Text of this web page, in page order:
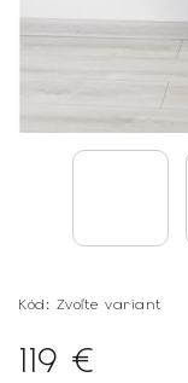
Kód: Zvoľte variant
119 €